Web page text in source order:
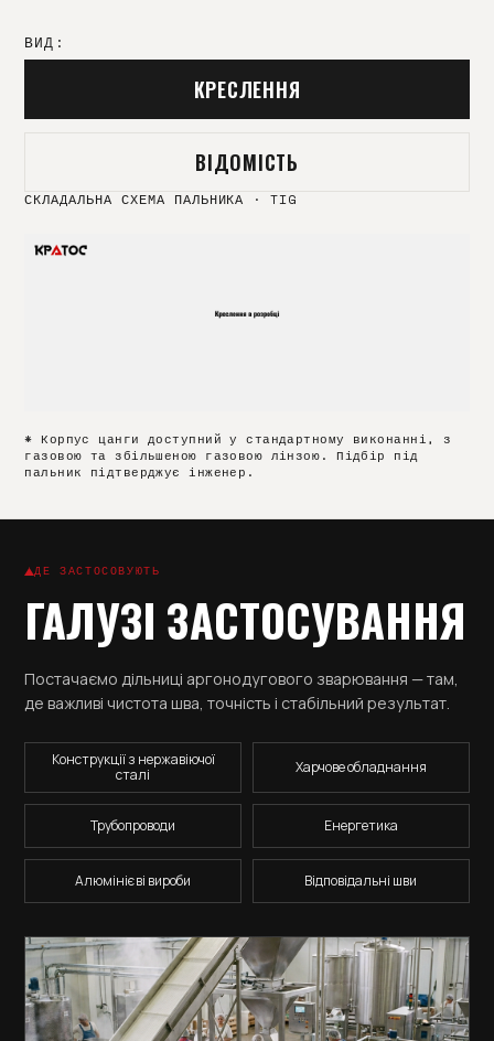
ВИД:
КРЕСЛЕННЯ
ВІДОМІСТЬ
СКЛАДАЛЬНА СХЕМА ПАЛЬНИКА ·TIG
* Корпус цанги доступний у стандартному виконанні, з
газовою та збільшеною газовою лінзою. Підбір під
пальник підтверджує інженер.
ДЕ ЗАСТОСОВУЮТЬ
ГАЛУЗІ ЗАСТОСУВАННЯ
Постачаємо дільниці аргонодугового зварювання — там,
де важливі чистота шва, точність і стабільний результат.
Конструкції з нержавіючої
сталі
Харчове обладнання
Трубопроводи Енергетика
Алюмінієві вироби Відповідальні шви